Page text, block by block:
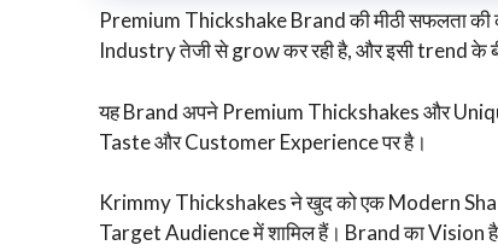
Premium Thickshake Brand की मीठी सफलता
Industry तेजी से grow कर रही है, और इसी trend के
यह Brand अपने Premium Thickshakes और
Taste और Customer Experience पर है।
Krimmy Thickshakes ने खुद को एक Modern
Target Audience में शामिल हैं। Brand का Vision